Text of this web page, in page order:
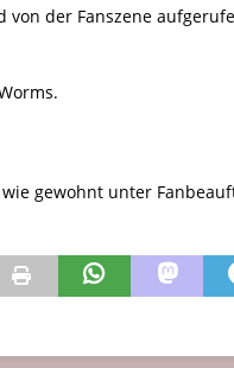
der Fanszene
gewohnt unter